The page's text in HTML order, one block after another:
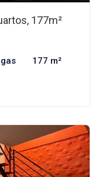
177m²
177 m²